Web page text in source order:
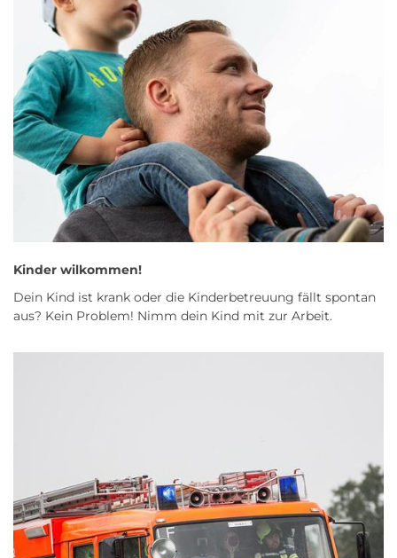
Kinder wilkommen!
Dein Kind ist krank oder die Kinderbetreuung fällt spontan
aus? Kein Problem! Nimm dein Kind mit zur Arbeit.